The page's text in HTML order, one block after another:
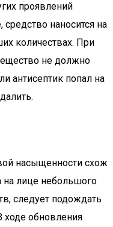
проявлений
наносится на
количествах. При
не должно
антисептик попал на
насыщенности схож
на лице небольшого
следует подождать
ходе обновления